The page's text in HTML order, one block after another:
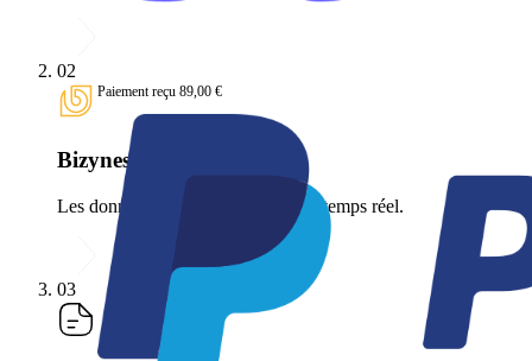
Paiement reçu 89,00 €
02
Bizyness
Les données sont synchronisées en temps réel.
03